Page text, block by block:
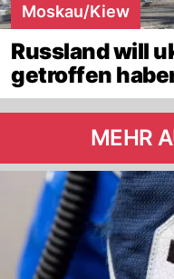
Moskau/Kiew
Russland will
getroffen
MEHR